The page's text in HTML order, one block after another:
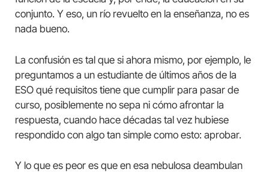
conjunto. Y eso, un río revuelto en la enseñanza, no es
nada bueno.
La confusión es tal que si ahora mismo, por ejemplo, le
preguntamos a un estudiante de últimos años de la
ESO qué requisitos tiene que cumplir para pasar de
curso, posiblemente no sepa ni cómo afrontar la
respuesta, cuando hace décadas tal vez hubiese
respondido con algo tan simple como esto: aprobar.
Y lo que es peor es que en esa nebulosa deambulan